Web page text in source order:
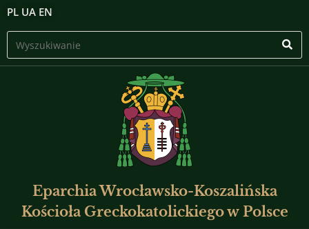
PL UA EN
Eparchia Wrocławsko-Koszalińska
Kościoła Greckokatolickiego w Polsce